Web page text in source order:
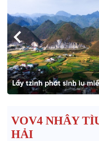
Lầy tzình phát sinh ìu
VOV4 NHÂY
HẢI